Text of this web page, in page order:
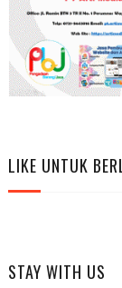
LIKE UNTUK
STAY WITH US